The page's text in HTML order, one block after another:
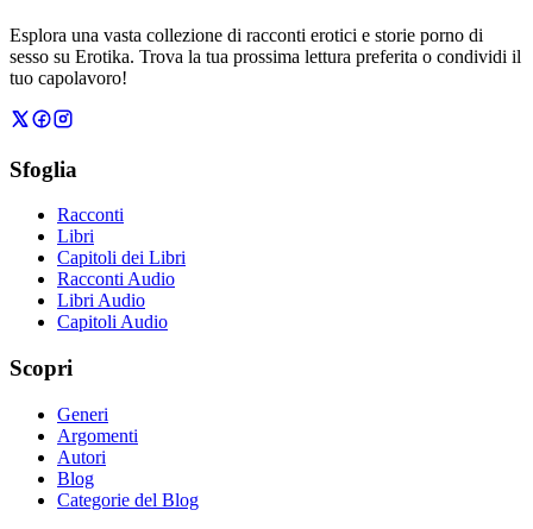
Esplora una vasta collezione di racconti erotici e storie porno di
sesso su Erotika. Trova la tua prossima lettura preferita o condividi il
tuo capolavoro!
Sfoglia
Racconti
Libri
Capitoli dei Libri
Racconti Audio
Libri Audio
Capitoli Audio
Scopri
Generi
Argomenti
Autori
Blog
Categorie del Blog